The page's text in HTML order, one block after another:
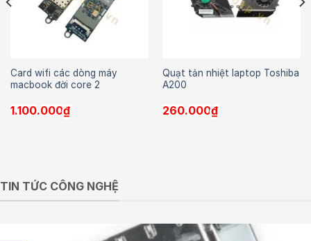
Card wifi các dòng máy
macbook đời core 2
1.100.000₫
Quạt tản nhiệt laptop Toshiba
A200
260.000₫
TIN TỨC CÔNG NGHỆ